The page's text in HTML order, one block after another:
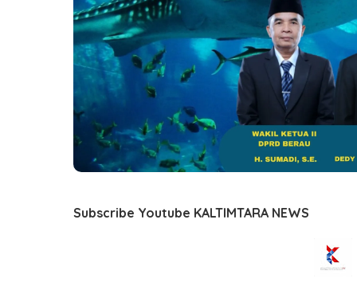
Subscribe Youtube KALTIMTARA NEWS